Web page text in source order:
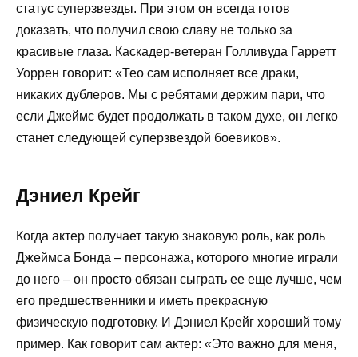
статус суперзвезды. При этом он всегда готов
доказать, что получил свою славу не только за
красивые глаза. Каскадер-ветеран Голливуда Гарретт
Уоррен говорит: «Тео сам исполняет все драки,
никаких дублеров. Мы с ребятами держим пари, что
если Джеймс будет продолжать в таком духе, он легко
станет следующей суперзвездой боевиков».
Дэниел Крейг
Когда актер получает такую знаковую роль, как роль
Джеймса Бонда – персонажа, которого многие играли
до него – он просто обязан сыграть ее еще лучше, чем
его предшественники и иметь прекрасную
физическую подготовку. И Дэниел Крейг хороший тому
пример. Как говорит сам актер: «Это важно для меня,